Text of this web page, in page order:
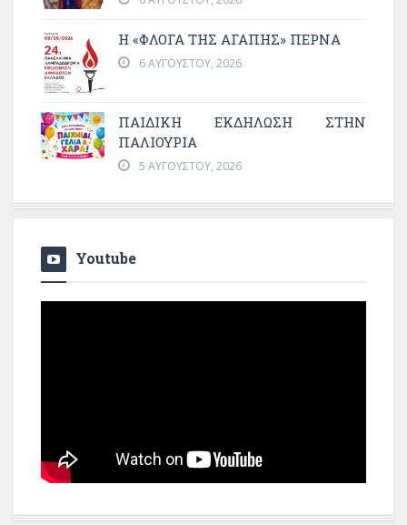
Η «ΦΛΌΓΑ ΤΗΣ ΑΓΆΠΗΣ» ΠΕΡΝΆ
6 ΑΥΓΟΎΣΤΟΥ, 2026
ΠΑΙΔΙΚΗ ΕΚΔΗΛΩΣΗ ΣΤΗΝ
ΠΑΛΙΟΥΡΙΑ
5 ΑΥΓΟΎΣΤΟΥ, 2026
Youtube